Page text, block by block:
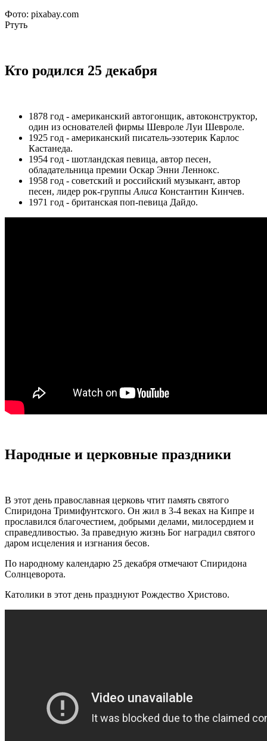
Фото: pixabay.com
Ртуть
Кто родился 25 декабря
1878 год - американский автогонщик, автоконструктор,
один из основателей фирмы Шевроле Луи Шевроле.
1925 год - американский писатель-эзотерик Карлос
Кастанеда.
1954 год - шотландская певица, автор песен,
обладательница премии Оскар Энни Леннокс.
1958 год - советский и российский музыкант, автор
песен, лидер рок-группы Алиса Константин Кинчев.
1971 год - британская поп-певица Дайдо.
Народные и церковные праздники
В этот день православная церковь чтит память святого
Спиридона Тримифунтского. Он жил в 3-4 веках на Кипре и
прославился благочестием, добрыми делами, милосердием и
справедливостью. За праведную жизнь Бог наградил святого
даром исцеления и изгнания бесов.
По народному календарю 25 декабря отмечают Спиридона
Солнцеворота.
Католики в этот день празднуют Рождество Христово.